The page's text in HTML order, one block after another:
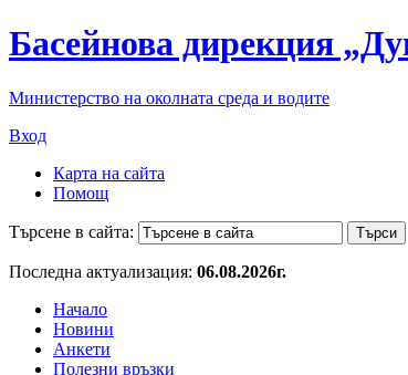
Басейнова дирекция
Министерство на околната среда и водите
Вход
Карта на сайта
Помощ
Търсене в сайта:
Последна актуализация: 06.08.2026г.
Начало
Новини
Анкети
Полезни връзки